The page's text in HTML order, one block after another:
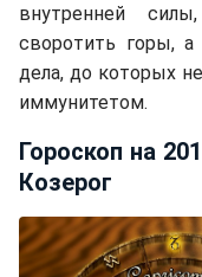
внутренней
своротить горы,
дела, до которых
иммунитетом.
Гороскоп на
Козерог